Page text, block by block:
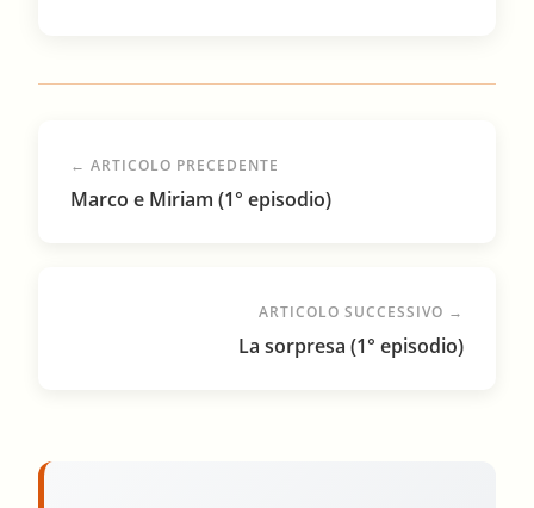
← ARTICOLO PRECEDENTE
Marco e Miriam (1° episodio)
ARTICOLO SUCCESSIVO →
La sorpresa (1° episodio)